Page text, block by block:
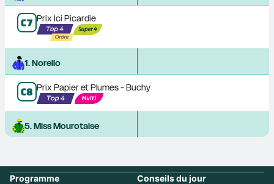
C7 Prix Ici Picardie
1. Norello
C8 Prix Papier et Plumes - Buchy
5. Miss Mourotaise
Programme Conseils du jour